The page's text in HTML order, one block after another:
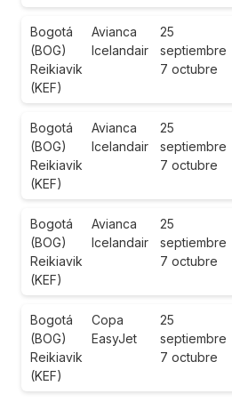
Bogotá
(BOG)
Reikiavik
(KEF)
Avianca
Icelandair
25
septiembre
7 octubre
Bogotá
(BOG)
Reikiavik
(KEF)
Avianca
Icelandair
25
septiembre
7 octubre
Bogotá
(BOG)
Reikiavik
(KEF)
Avianca
Icelandair
25
septiembre
7 octubre
Bogotá
(BOG)
Reikiavik
(KEF)
Copa
EasyJet
25
septiembre
7 octubre